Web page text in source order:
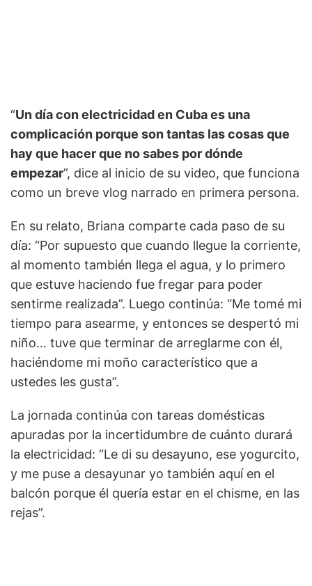
“Un día con electricidad en Cuba es una
complicación porque son tantas las cosas que
hay que hacer que no sabes por dónde
empezar”, dice al inicio de su video, que funciona
como un breve vlog narrado en primera persona.
En su relato, Briana comparte cada paso de su
día: “Por supuesto que cuando llegue la corriente,
al momento también llega el agua, y lo primero
que estuve haciendo fue fregar para poder
sentirme realizada”. Luego continúa: “Me tomé mi
tiempo para asearme, y entonces se despertó mi
niño… tuve que terminar de arreglarme con él,
haciéndome mi moño característico que a
ustedes les gusta”.
La jornada continúa con tareas domésticas
apuradas por la incertidumbre de cuánto durará
la electricidad: “Le di su desayuno, ese yogurcito,
y me puse a desayunar yo también aquí en el
balcón porque él quería estar en el chisme, en las
rejas”.